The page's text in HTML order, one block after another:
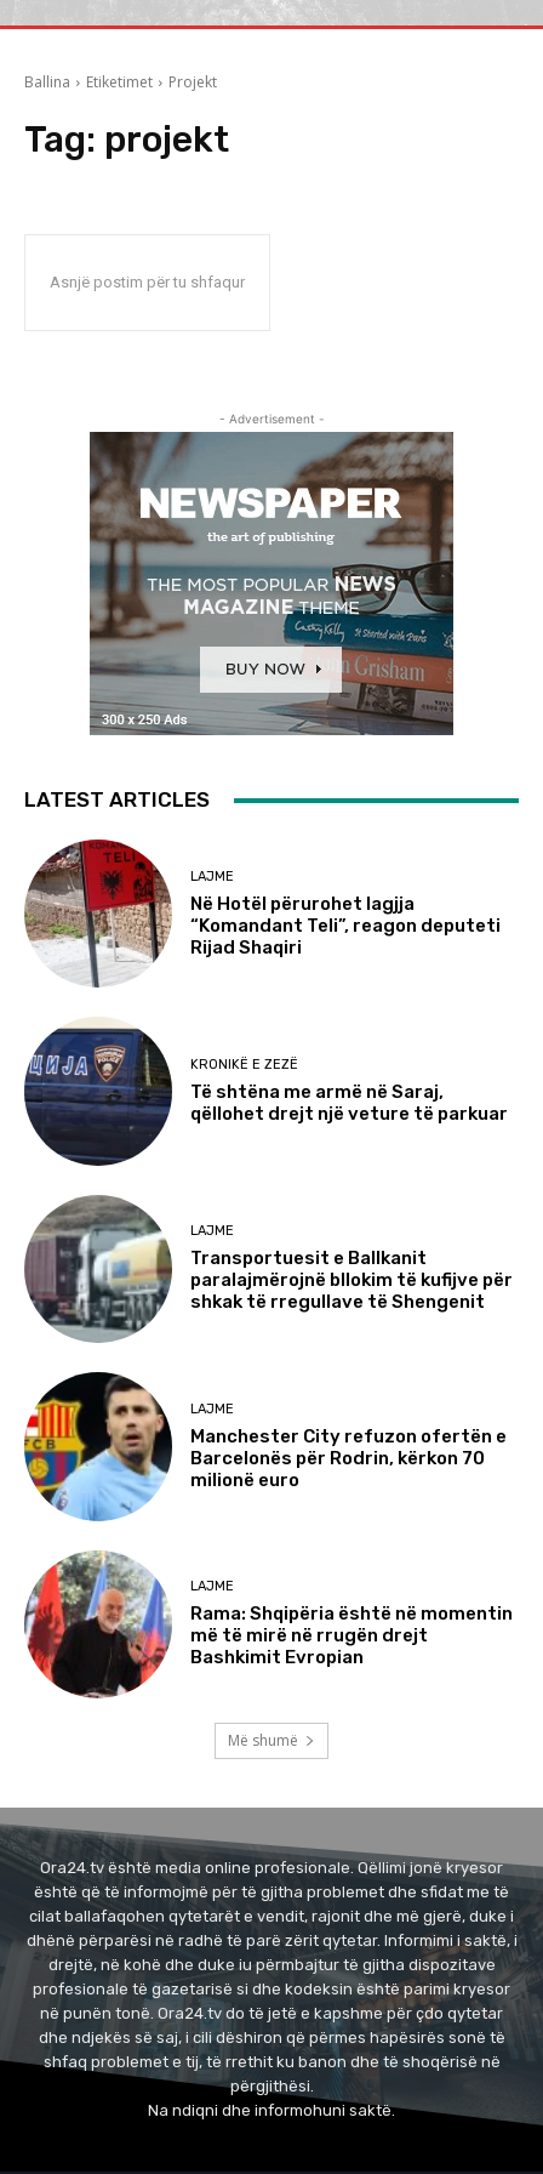
Ballina Etiketimet Projekt
Tag: projekt
Asnjë postim për tu shfaqur
- Advertisement -
LATEST ARTICLES
LAJME
Në Hotël përurohet lagjja
“Komandant Teli”, reagon deputeti
Rijad Shaqiri
KRONIKË E ZEZË
Të shtëna me armë në Saraj,
qëllohet drejt një veture të parkuar
LAJME
Transportuesit e Ballkanit
paralajmërojnë bllokim të kufijve për
shkak të rregullave të Shengenit
LAJME
Manchester City refuzon ofertën e
Barcelonës për Rodrin, kërkon 70
milionë euro
LAJME
Rama: Shqipëria është në momentin
më të mirë në rrugën drejt
Bashkimit Evropian
Më shumë
Ora24.tv është media online profesionale. Qëllimi jonë kryesor
është që të informojmë për të gjitha problemet dhe sfidat me të
cilat ballafaqohen qytetarët e vendit, rajonit dhe më gjerë, duke i
dhënë përparësi në radhë të parë zërit qytetar. Informimi i saktë, i
drejtë, në kohë dhe duke iu përmbajtur të gjitha dispozitave
profesionale të gazetarisë si dhe kodeksin është parimi kryesor
në punën tonë. Ora24.tv do të jetë e kapshme për çdo qytetar
dhe ndjekës së saj, i cili dëshiron që përmes hapësirës sonë të
shfaq problemet e tij, të rrethit ku banon dhe të shoqërisë në
përgjithësi.
Na ndiqni dhe informohuni saktë.